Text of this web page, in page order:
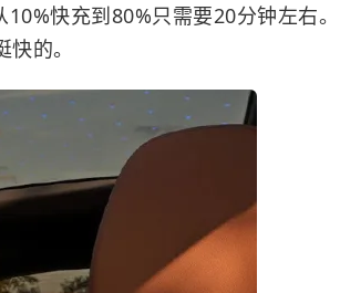
10%快充到80%只需要20分钟左右。
的。